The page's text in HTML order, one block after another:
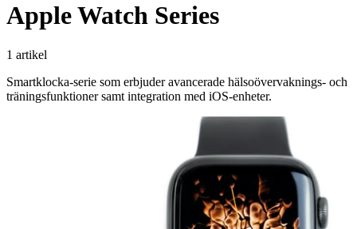
Apple Watch Series
1 artikel
Smartklocka-serie som erbjuder avancerade hälsoövervaknings- och
träningsfunktioner samt integration med iOS-enheter.